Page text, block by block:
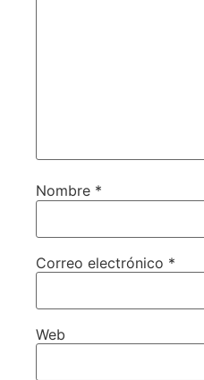
Nombre *
Correo electrónico *
Web